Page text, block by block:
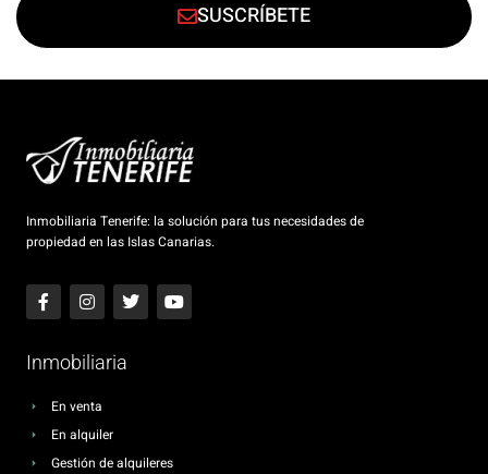
SUSCRÍBETE
Inmobiliaria Tenerife: la solución para tus necesidades de
propiedad en las Islas Canarias.
Inmobiliaria
En venta
En alquiler
Gestión de alquileres